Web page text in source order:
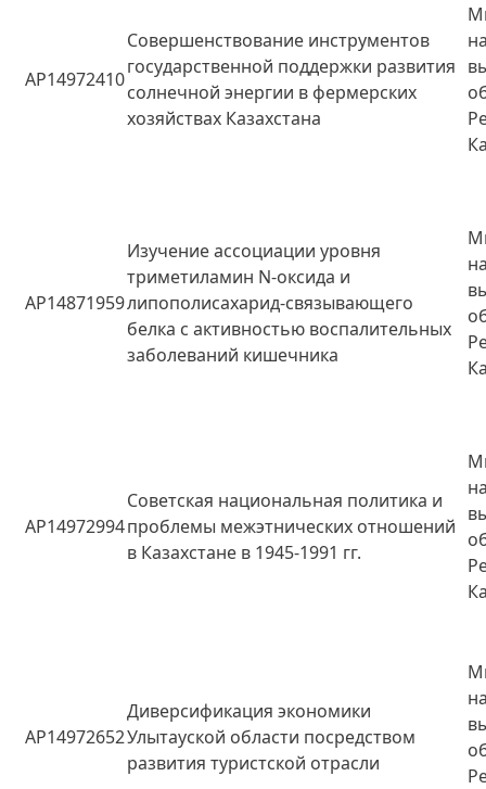
AP14972410
Совершенствование инструментов
государственной поддержки развития
солнечной энергии в фермерских
хозяйствах Казахстана
AP14871959
Изучение ассоциации уровня
триметиламин N-оксида и
липополисахарид-связывающего
белка с активностью воспалительных
заболеваний кишечника
AP14972994
Советская национальная политика и
проблемы межэтнических отношений
в Казахстане в 1945-1991 гг.
AP14972652
Диверсификация экономики
Улытауской области посредством
развития туристской отрасли